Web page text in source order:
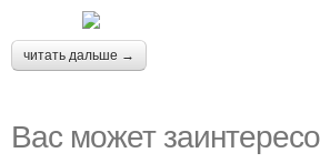
читать дальше →
Вас может